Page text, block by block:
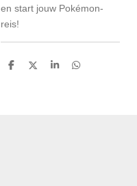
en start jouw Pokémon-
reis!
D
D
S
D